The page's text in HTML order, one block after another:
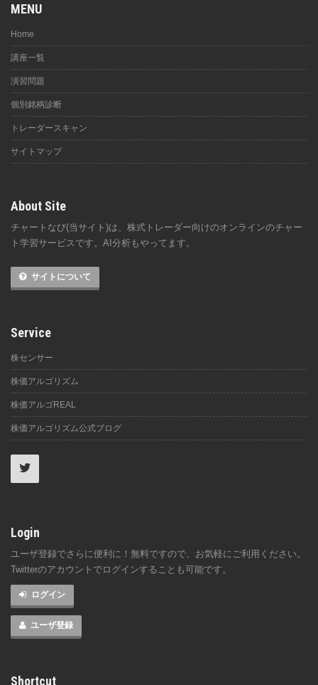
MENU
Home
講座一覧
演習問題
個別銘柄診断
トレーダースキャン
サイトマップ
About Site
チャートなび(当サイト)は、株式トレーダー向けのオンラインのチャー
ト学習サービスです。AI分析もやってます。
サイトについて
Service
株センサー
株価アルゴリズム
株価アルゴREAL
株価アルゴリズム公式ブログ
Login
ユーザ登録でさらに便利に！無料ですので、お気軽にご利用ください。
Twitterのアカウントでログインすることも可能です。
ログイン
ユーザ登録
Shortcut